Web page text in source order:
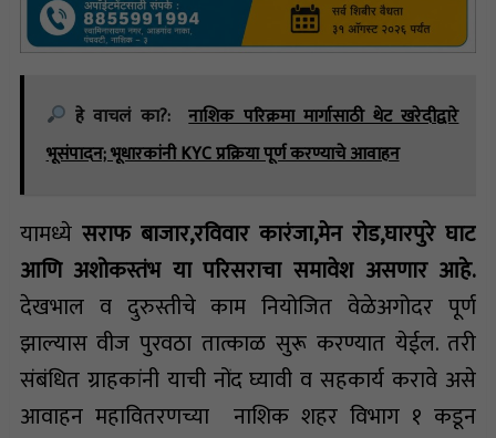
हे वाचलं का?:
नाशिक परिक्रमा मार्गासाठी थेट खरेदीद्वारे
भूसंपादन; भूधारकांनी KYC प्रक्रिया पूर्ण करण्याचे आवाहन
यामध्ये सराफ बाजार,रविवार कारंजा,मेन रोड,घारपुरे घाट
आणि अशोकस्तंभ या परिसराचा समावेश असणार आहे.
देखभाल व दुरुस्तीचे काम नियोजित वेळेअगोदर पूर्ण
झाल्यास वीज पुरवठा तात्काळ सुरू करण्यात येईल. तरी
संबंधित ग्राहकांनी याची नोंद घ्यावी व सहकार्य करावे असे
आवाहन महावितरणच्या नाशिक शहर विभाग १ कडून